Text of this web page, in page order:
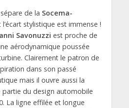
de la Socema-
stylistique est immense !
Savonuzzi est proche de
aérodynamique poussée
Clairement le patron de
dans son passé
mais il ouvre aussi la
du design automobile
La ligne effilée et longue